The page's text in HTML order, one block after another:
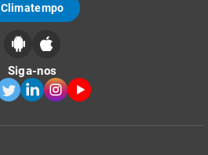
Climatempo
Siga-nos